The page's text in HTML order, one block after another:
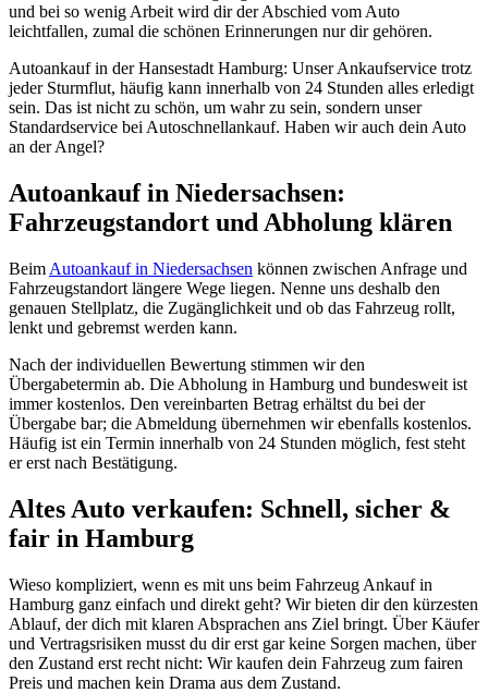
und bei so wenig Arbeit wird dir der Abschied vom Auto
leichtfallen, zumal die schönen Erinnerungen nur dir gehören.
Autoankauf in der Hansestadt Hamburg: Unser Ankaufservice trotz
jeder Sturmflut, häufig kann innerhalb von 24 Stunden alles erledigt
sein. Das ist nicht zu schön, um wahr zu sein, sondern unser
Standardservice bei Autoschnellankauf. Haben wir auch dein Auto
an der Angel?
Autoankauf in Niedersachsen:
Fahrzeugstandort und Abholung klären
Beim Autoankauf in Niedersachsen können zwischen Anfrage und
Fahrzeugstandort längere Wege liegen. Nenne uns deshalb den
genauen Stellplatz, die Zugänglichkeit und ob das Fahrzeug rollt,
lenkt und gebremst werden kann.
Nach der individuellen Bewertung stimmen wir den
Übergabetermin ab. Die Abholung in Hamburg und bundesweit ist
immer kostenlos. Den vereinbarten Betrag erhältst du bei der
Übergabe bar; die Abmeldung übernehmen wir ebenfalls kostenlos.
Häufig ist ein Termin innerhalb von 24 Stunden möglich, fest steht
er erst nach Bestätigung.
Altes Auto verkaufen: Schnell, sicher &
fair in Hamburg
Wieso kompliziert, wenn es mit uns beim Fahrzeug Ankauf in
Hamburg ganz einfach und direkt geht? Wir bieten dir den kürzesten
Ablauf, der dich mit klaren Absprachen ans Ziel bringt. Über Käufer
und Vertragsrisiken musst du dir erst gar keine Sorgen machen, über
den Zustand erst recht nicht: Wir kaufen dein Fahrzeug zum fairen
Preis und machen kein Drama aus dem Zustand.